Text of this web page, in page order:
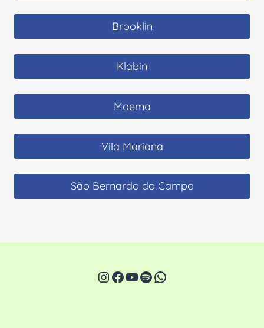
Brooklin
Klabin
Moema
Vila Mariana
São Bernardo do Campo
Instagram
Facebook
Youtube
Spotify
WhatsApp